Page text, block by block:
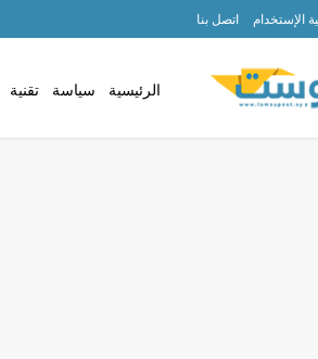
الإستخدام اتصل بنا
الرئيسية سياسة تقنية